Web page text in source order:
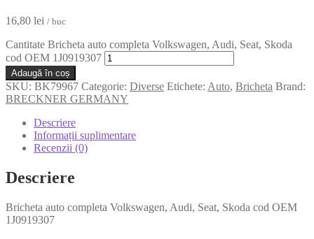
16,80 lei / buc
Cantitate Bricheta auto completa Volkswagen, Audi, Seat, Skoda
cod OEM 1J0919307
Adaugă în coș
SKU: BK79967 Categorie: Diverse Etichete: Auto, Bricheta Brand:
BRECKNER GERMANY
Descriere
Informații suplimentare
Recenzii (0)
Descriere
Bricheta auto completa Volkswagen, Audi, Seat, Skoda cod OEM
1J0919307